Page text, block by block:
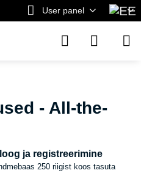
User panel
- All-the-
ja registreerimine
250 riigist koos tasuta